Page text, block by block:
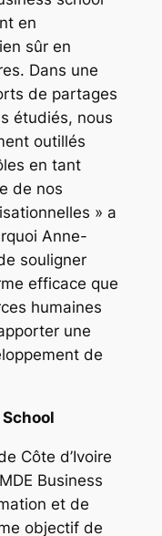
en
sûr en
Dans une
de partages
étudiés, nous
outillés
en tant
de nos
» a
Anne-
souligner
efficace que
humaines
une
de
Côte d’Ivoire
Business
et de
objectif de